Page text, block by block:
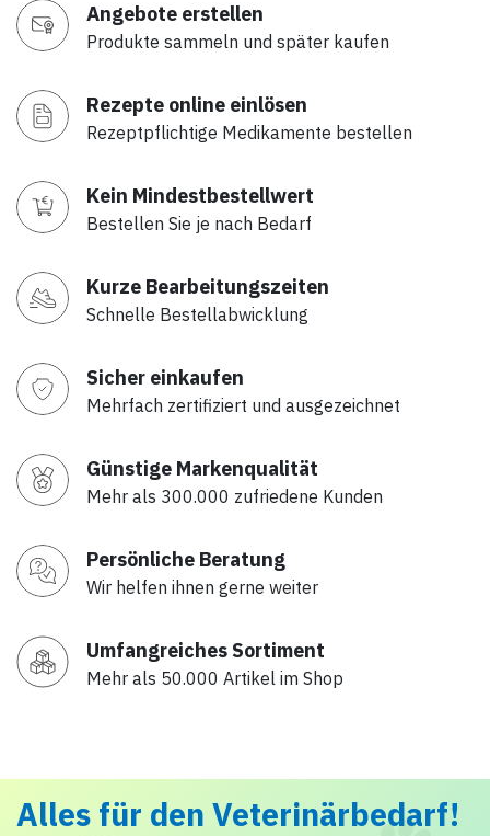
Angebote erstellen
Produkte sammeln und später kaufen
Rezepte online einlösen
Rezeptpflichtige Medikamente bestellen
Kein Mindestbestellwert
Bestellen Sie je nach Bedarf
Kurze Bearbeitungszeiten
Schnelle Bestellabwicklung
Sicher einkaufen
Mehrfach zertifiziert und ausgezeichnet
Günstige Markenqualität
Mehr als 300.000 zufriedene Kunden
Persönliche Beratung
Wir helfen ihnen gerne weiter
Umfangreiches Sortiment
Mehr als 50.000 Artikel im Shop
Alles für den Veterinärbedarf!